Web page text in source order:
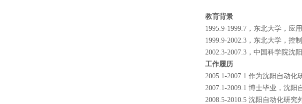
教育背景
1995.9-1999.7，东北大学，应
1999.9-2002.3，东北大学，控
2002.3-2007.3，中国科学院沈
工作履历
2005.1-2007.1 作为沈阳自动
2007.1-2009.1 博士毕业，沈阳
2008.5-2010.5 沈阳自动化研